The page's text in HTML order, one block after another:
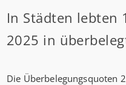
In Städten lebten
2025 in
Die Überbelegungsquoten